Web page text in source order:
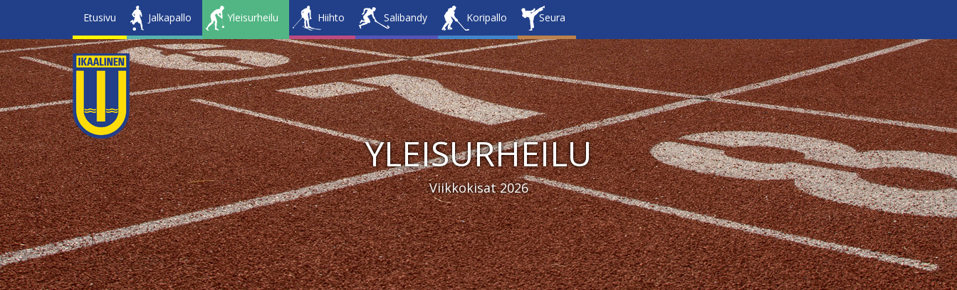
Etusivu Jalkapallo Yleisurheilu Hiihto Salibandy Koripallo Seura
YLEISURHEILU
Viikkokisat 2026